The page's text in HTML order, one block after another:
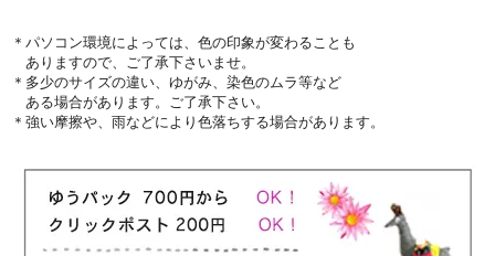
＊パソコン環境によっては、色の印象が変わることも
ありますので、ご了承下さいませ。
＊多少のサイズの違い、ゆがみ、染色のムラ等など
ある場合があります。ご了承下さい。
＊強い摩擦や、雨などにより色落ちする場合があります。